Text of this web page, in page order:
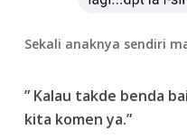
Sekali anaknya sendiri
” Kalau takde benda
kita komen ya.”